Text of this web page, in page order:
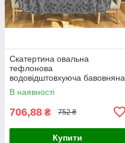
Скатертина овальна
тефлонова
водовідштовхуюча бавовняна
сіро-коричневе листя
В наявності
706,88 ₴ 752 ₴
Купити